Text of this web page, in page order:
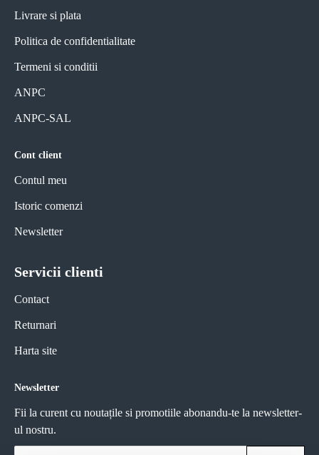
Livrare si plata
Politica de confidentialitate
Termeni si conditii
ANPC
ANPC-SAL
Cont client
Contul meu
Istoric comenzi
Newsletter
Servicii clienti
Contact
Returnari
Harta site
Newsletter
Fii la curent cu noutațile si promotiile abonandu-te la newsletter-
ul nostru.